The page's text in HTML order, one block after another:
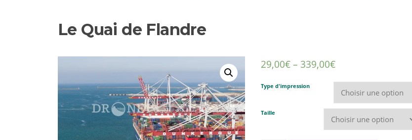
Le Quai de Flandre
29,00€– 339,00€
Type d'impression
Taille